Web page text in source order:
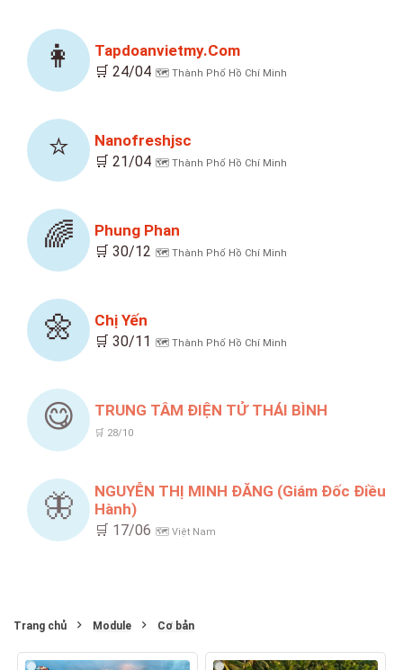
👩 Tapdoanvietmy.com
🛒 24/04 🗺️ Thành Phố Hồ Chí Minh
⭐ Nanofreshjsc
🛒 21/04 🗺️ Thành Phố Hồ Chí Minh
🌈 Phung Phan
🛒 30/12 🗺️ Thành Phố Hồ Chí Minh
🌼 Chị Yến
🛒 30/11 🗺️ Thành Phố Hồ Chí Minh
😋 TRUNG TÂM ĐIỆN TỬ THÁI BÌNH
🛒 28/10
🦋
NGUYỄN THỊ MINH ĐĂNG (Giám Đốc Điều
Hành)
🛒 17/06 🗺️ Việt Nam
Trang chủ Module Cơ bản